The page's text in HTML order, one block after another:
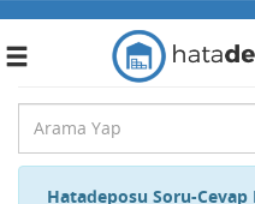
Toggle
Hatadeposu Soru-